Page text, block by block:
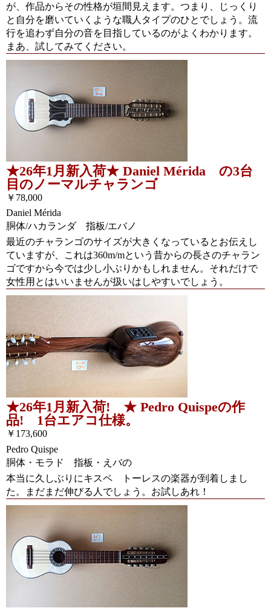
が、作品からその性格が垣間見えます。つまり、じっくり
と自分を磨いていくような職人タイプのひとでしょう。流
行を追わず自分の音を目指しているのがよくわかります。
まあ、試してみてください。
★26年1月新入荷★ Daniel Mérida の3台
目のノーマルチャランゴ
￥78,000
Daniel Mérida
胴体/ハカランダ 指板/エバノ
最近のチャランゴのサイズが大きくなっているとお伝えし
ていますが、これは360m/mという昔からの長さのチャラン
ゴですから今では少し小ぶりかもしれません。それだけで
女性用とはいいませんが扱いはしやすいでしょう。
★26年1月新入荷! ★ Pedro Quispeの作
品! 1台エアコ仕様。
￥173,600
Pedro Quispe
胴体・モラド 指板・えバの
本当に久しぶりにキスペ トーレスの楽器が到着しまし
た。まだまだ伸びる人でしょう。お試しあれ！